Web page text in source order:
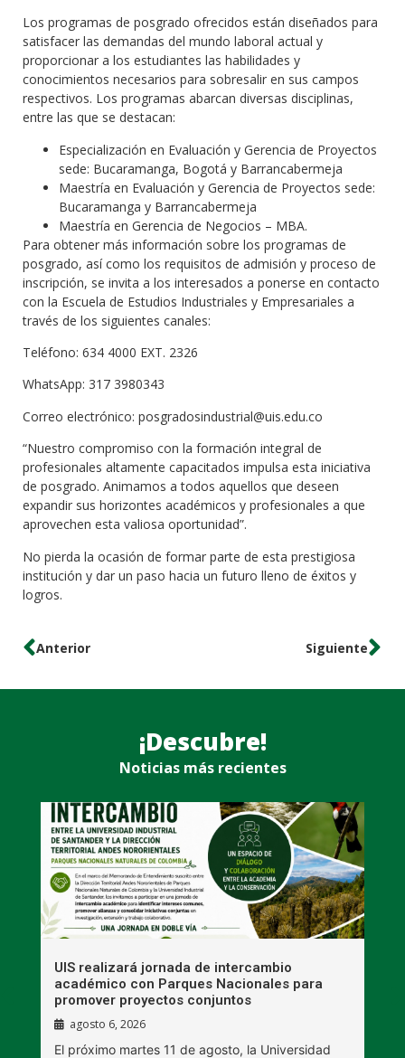
Los programas de posgrado ofrecidos están diseñados para
satisfacer las demandas del mundo laboral actual y
proporcionar a los estudiantes las habilidades y
conocimientos necesarios para sobresalir en sus campos
respectivos. Los programas abarcan diversas disciplinas,
entre las que se destacan:
Especialización en Evaluación y Gerencia de Proyectos
sede: Bucaramanga, Bogotá y Barrancabermeja
Maestría en Evaluación y Gerencia de Proyectos sede:
Bucaramanga y Barrancabermeja
Maestría en Gerencia de Negocios – MBA.
Para obtener más información sobre los programas de
posgrado, así como los requisitos de admisión y proceso de
inscripción, se invita a los interesados a ponerse en contacto
con la Escuela de Estudios Industriales y Empresariales a
través de los siguientes canales:
Teléfono: 634 4000 EXT. 2326
WhatsApp: 317 3980343
Correo electrónico: posgradosindustrial@uis.edu.co
“Nuestro compromiso con la formación integral de
profesionales altamente capacitados impulsa esta iniciativa
de posgrado. Animamos a todos aquellos que deseen
expandir sus horizontes académicos y profesionales a que
aprovechen esta valiosa oportunidad”.
No pierda la ocasión de formar parte de esta prestigiosa
institución y dar un paso hacia un futuro lleno de éxitos y
logros.
Anterior Siguiente
¡Descubre!
Noticias más recientes
UIS realizará jornada de intercambio
académico con Parques Nacionales para
promover proyectos conjuntos
agosto 6, 2026
El próximo martes 11 de agosto, la Universidad